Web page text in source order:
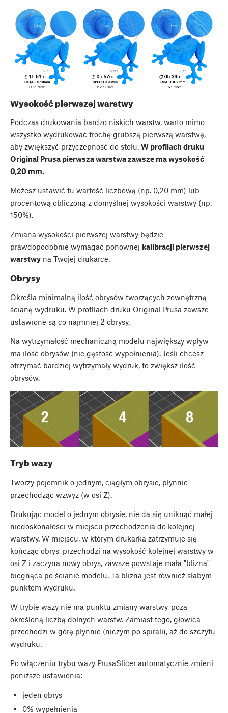
Wysokość pierwszej warstwy
Podczas drukowania bardzo niskich warstw, warto mimo
wszystko wydrukować trochę grubszą pierwszą warstwę,
aby zwiększyć przyczepność do stołu. W profilach druku
Original Prusa pierwsza warstwa zawsze ma wysokość
0,20 mm.
Możesz ustawić tu wartość liczbową (np. 0,20 mm) lub
procentową obliczoną z domyślnej wysokości warstwy (np.
150%).
Zmiana wysokości pierwszej warstwy będzie
prawdopodobnie wymagać ponownej kalibracji pierwszej
warstwy na Twojej drukarce.
Obrysy
Określa minimalną ilość obrysów tworzących zewnętrzną
ścianę wydruku. W profilach druku Original Prusa zawsze
ustawione są co najmniej 2 obrysy.
Na wytrzymałość mechaniczną modelu największy wpływ
ma ilość obrysów (nie gęstość wypełnienia). Jeśli chcesz
otrzymać bardziej wytrzymały wydruk, to zwiększ ilość
obrysów.
Tryb wazy
Tworzy pojemnik o jednym, ciągłym obrysie, płynnie
przechodząc wzwyż (w osi Z).
Drukując model o jednym obrysie, nie da się uniknąć małej
niedoskonałości w miejscu przechodzenia do kolejnej
warstwy. W miejscu, w którym drukarka zatrzymuje się
kończąc obrys, przechodzi na wysokość kolejnej warstwy w
osi Z i zaczyna nowy obrys, zawsze powstaje mała "blizna"
biegnąca po ścianie modelu. Ta blizna jest również słabym
punktem wydruku.
W trybie wazy nie ma punktu zmiany warstwy, poza
określoną liczbą dolnych warstw. Zamiast tego, głowica
przechodzi w górę płynnie (niczym po spirali), aż do szczytu
wydruku.
Po włączeniu trybu wazy PrusaSlicer automatycznie zmieni
poniższe ustawienia:
jeden obrys
0% wypełnienia